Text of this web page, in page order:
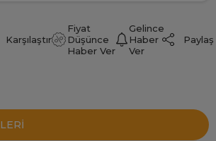
Karşılaştır
Fiyat
Düşünce
Haber Ver
Gelince
Haber
Ver
Paylaş